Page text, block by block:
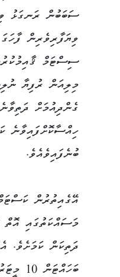
ސަބަބުން ރަނގަޅު
ވިޔަފާރިވެރިން
މިލިއަން ރުފިޔާ
ގެންދިއުމަށް
ހިއްސާކޮށްފައިވާނެ
ބުނެފައިވެއެވެ.
އޭގެއިތުރުން
މަސައްކަތުގައި އޮތް
ދަތިކަން ކަމަށެވެ.